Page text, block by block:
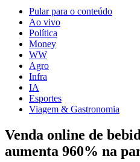
Pular para o conteúdo
Ao vivo
Política
Money
WW
Agro
Infra
IA
Esportes
Viagem & Gastronomia
Venda online de
aumenta 960% na